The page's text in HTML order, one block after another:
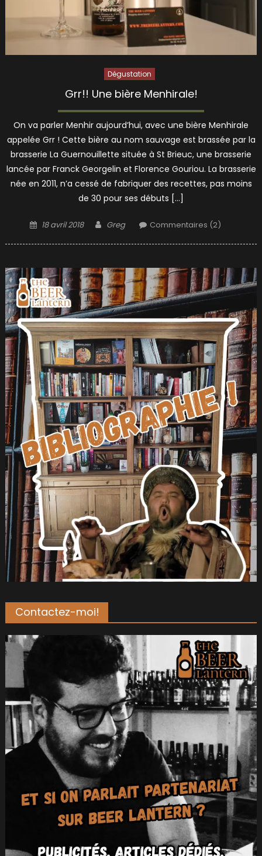
Dégustation
Grr!! Une bière Menhirale!
On va parler Menhir aujourd’hui, avec une bière Menhirale
appelée Grr ! Cette bière au nom sauvage est brassée par la
brasserie La Guernouillette située à St Brieuc, une brasserie
lancée par Franck Georgelin et Florence Gouriou. La brasserie
née en 2011, n’a cessé de fabriquer des recettes, pas moins
de 30 pour ses débuts […]
Posted
18 avril 2018 Author
Greg Commentaires (2)
Contactez-moi!